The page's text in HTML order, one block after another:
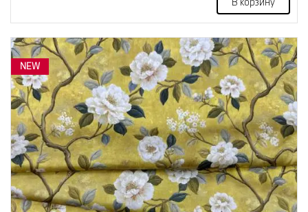
В корзину
NEW